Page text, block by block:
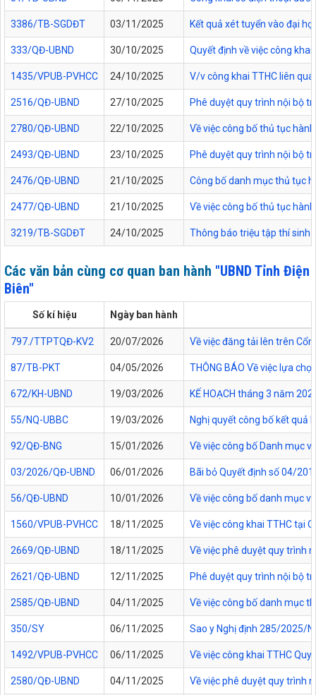
3386/TB-SGDĐT 03/11/2025 Kết quả xét tuyển vào đại
333/QĐ-UBND 30/10/2025 Quyết định về việc công
1435/VPUB-PVHCC 24/10/2025 V/v công khai TTHC liên
2516/QĐ-UBND 27/10/2025 Phê duyệt quy trình nội bộ
2780/QĐ-UBND 22/10/2025 Về việc công bố thủ tục
2493/QĐ-UBND 23/10/2025 Phê duyệt quy trình nội bộ
2476/QĐ-UBND 21/10/2025 Công bố danh mục thủ tục
2477/QĐ-UBND 21/10/2025 Về việc công bố thủ tục
3219/TB-SGDĐT 24/10/2025 Thông báo triệu tập thí sinh
Các văn bản cùng cơ quan ban hành "UBND Tỉnh Điện
Biên"
Số kí hiệu Ngày ban hành
797./TTPTQĐ-KV2 20/07/2026 Về việc đăng tải lên trên
87/TB-PKT 04/05/2026 THÔNG BÁO Về việc lựa
672/KH-UBND 19/03/2026 KẾ HOẠCH tháng 3 năm
55/NQ-UBBC 19/03/2026 Nghị quyết công bố kết quả
92/QĐ-BNG 15/01/2026 Về việc công bố Danh mục
03/2026/QĐ-UBND 06/01/2026 Bãi bỏ Quyết định số 04/
56/QĐ-UBND 10/01/2026 Về việc công bố danh mục
1560/VPUB-PVHCC 18/11/2025 Về việc công khai TTHC tại
2669/QĐ-UBND 18/11/2025 Về việc phê duyệt quy trình
2621/QĐ-UBND 12/11/2025 Phê duyệt quy trình nội bộ
2585/QĐ-UBND 04/11/2025 Về việc công bố danh mục
350/SY 06/11/2025 Sao y Nghị định 285/2025/
1492/VPUB-PVHCC 06/11/2025 Về việc công khai TTHC
2580/QĐ-UBND 04/11/2025 Về việc phê duyệt quy trình